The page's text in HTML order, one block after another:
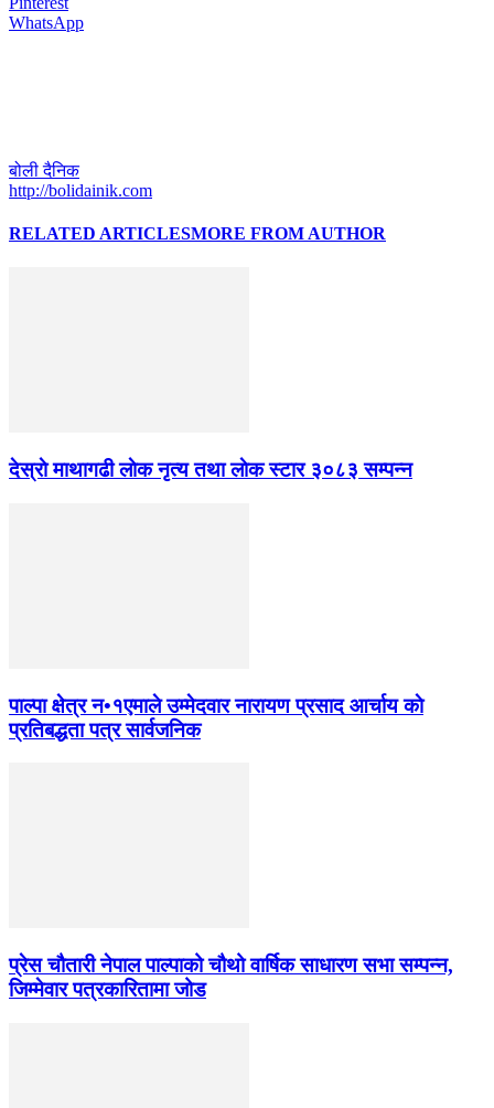
WhatsApp
बोली दैनिक
http://bolidainik.com
RELATED ARTICLESMORE FROM AUTHOR
देस्राे माथागढी लाेक नृत्य तथा लाेक स्टार ३०८३ सम्पन्न
पाल्पा क्षेत्र न•१एमाले उम्मेदवार नारायण प्रसाद आर्चाय काे
प्रतिबद्धता पत्र सार्वजनिक
प्रेस चौतारी नेपाल पाल्पाको चौथो वार्षिक साधारण सभा सम्पन्न,
जिम्मेवार पत्रकारितामा जोड